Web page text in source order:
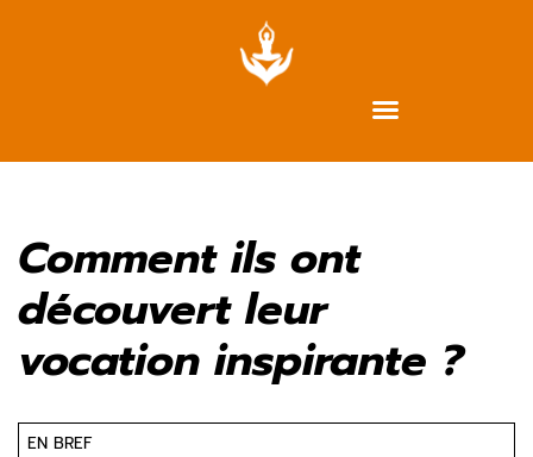
Comment ils ont
découvert leur
vocation inspirante ?
EN BREF